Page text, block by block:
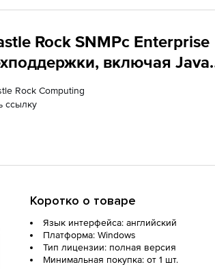
Rock SNMPc Enterprise
включая Java
10 Remote Polling Agents
Rock Computing
ссылку
Коротко о товаре
Язык интерфейса: английский
Платформа: Windows
Тип лицензии: полная версия
Минимальная покупка: от 1 шт.